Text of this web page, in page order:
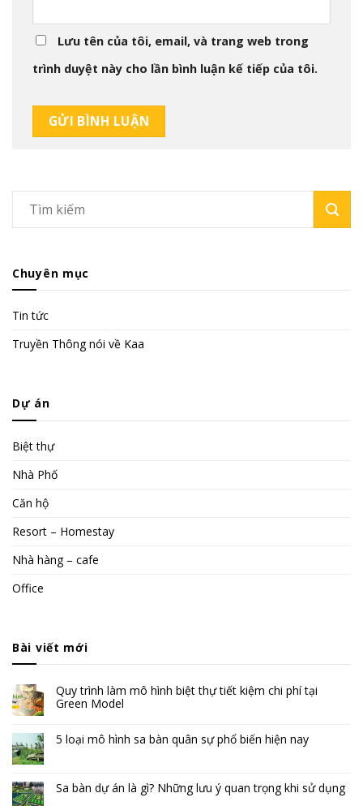
Lưu tên của tôi, email, và trang web trong
trình duyệt này cho lần bình luận kế tiếp của tôi.
Chuyên mục
Tin tức
Truyền Thông nói về Kaa
Dự án
Biệt thự
Nhà Phố
Căn hộ
Resort – Homestay
Nhà hàng – cafe
Office
Bài viết mới
Quy trình làm mô hình biệt thự tiết kiệm chi phí tại
Green Model
5 loại mô hình sa bàn quân sự phổ biến hiện nay
Sa bàn dự án là gì? Những lưu ý quan trọng khi sử dụng